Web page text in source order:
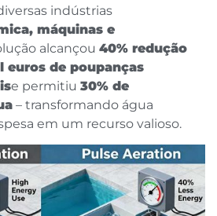
indústrias
máquinas e
alcançou 40% redução
euros de poupanças
e permitiu 30% de
– transformando água
em um recurso valioso.